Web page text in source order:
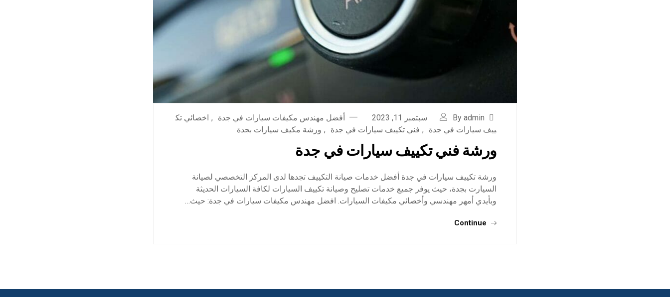
By admin سبتمبر 11, 2023 أفضل مهندس مكيفات سيارات في جدة , اخصائي تك
ييف سيارات في جدة
, فني تكييف سيارات في جدة , ورشة مكيف سيارات بجدة
ورشة فني تكييف سيارات في جدة
ورشة تكييف سيارات في جدة أفضل خدمات صيانة التكييف تجدها لدى المركز التخصصي لصيانة
السيارت بجدة، حيث يوفر جميع خدمات تصليح وصيانة تكييف السيارات لكافة السيارات الحديثة
وبأيدي أمهر مهندسي وأخصائي مكيفات السيارات. افضل مهندس مكيفات سيارات في جدة: حيث…
Continue